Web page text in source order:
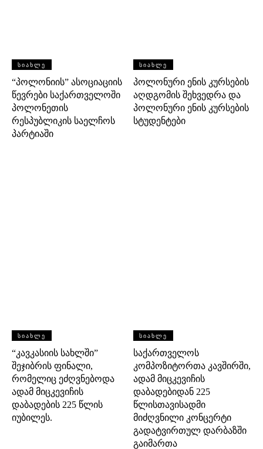
ᲡᲘᲐᲮᲚᲔ
“პოლონიის” ასოციაციის
წევრები საქართველოში
პოლონეთის
რესპუბლიკის საელჩოს
პარტიაში
ᲡᲘᲐᲮᲚᲔ
პოლონური ენის კურსების
აღდგომის შეხვედრა და
პოლონური ენის კურსების
სტუდენტები
ᲡᲘᲐᲮᲚᲔ
“კავკასიის სახლში”
შეჯიბრის ფინალი,
რომელიც ეძღვნებოდა
ადამ მიცკევიჩის
დაბადების 225 წლის
იუბილეს.
ᲡᲘᲐᲮᲚᲔ
საქართველოს
კომპოზიტორთა კავშირში,
ადამ მიცკევიჩის
დაბადებიდან 225
წლისთავისადმი
მიძღვნილი კონცერტი
გადატვირთულ დარბაზში
გაიმართა